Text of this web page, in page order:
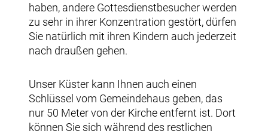
haben, andere Gottesdienstbesucher werden
zu sehr in ihrer Konzentration gestört, dürfen
Sie natürlich mit ihren Kindern auch jederzeit
nach draußen gehen.
Unser Küster kann Ihnen auch einen
Schlüssel vom Gemeindehaus geben, das
nur 50 Meter von der Kirche entfernt ist. Dort
können Sie sich während des restlichen